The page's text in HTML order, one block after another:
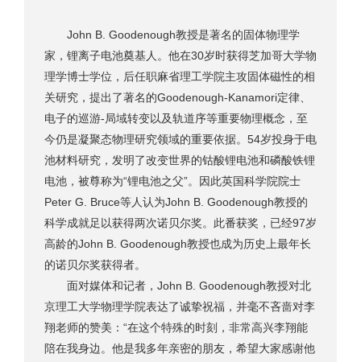
John B. Goodenough教授是著名的固体物理学
家，锂离子电池奠基人。他在30岁时获得芝加哥大学物
理学博士学位，后任职麻省理工学院主攻固体磁性的相
关研究，提出了著名的Goodenough-Kanamori定律、
电子的巡游-局域转变以及轨道序等重要物理概念，至
今仍是凝聚态物理研究领域的重要依据。54岁投身于电
池材料研究，发明了改变世界的钴酸锂电池和磷酸铁锂
电池，被尊称为“锂电池之父”。因此英国科学院院士
Peter G. Bruce等人认为John B. Goodenough教授的
科学成就足以获得两次诺贝尔奖。此番获奖，已经97岁
高龄的John B. Goodenough教授也成为历史上最年长
的诺贝尔奖获得者。
面对媒体和记者，John B. Goodenough教授对北
京理工大学物理学院表达了诚挚祝福，并毫不吝啬对李
翔老师的赞美：“在这个特殊的时刻，非常高兴李翔能
陪在我身边。他是我多年亲密的朋友，希望大家感谢他